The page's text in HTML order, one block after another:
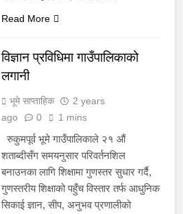
Read More
विज्ञान प्रविधिमा गाउँपालिकाको
लगानी
भूमे साप्ताहिक
2 years
ago
0 1 mins
रुकुमपूर्व भूमे गाउँपालिकाले २१ औं
शताब्दीसँग समयनुसार परिवर्तनशिल
बनाउनका लागि शिक्षामा गुणस्तर सुधार गर्दै,
गुणस्तरीय शिक्षाको पहुँच विस्तार तर्फ आधुनिक
सिकाई ज्ञान, सीप, अनुभव प्रणालीको